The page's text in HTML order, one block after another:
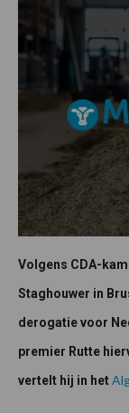
Volgens CDA-
Staghouwer in
derogatie voor
premier Rutte
vertelt hij in het